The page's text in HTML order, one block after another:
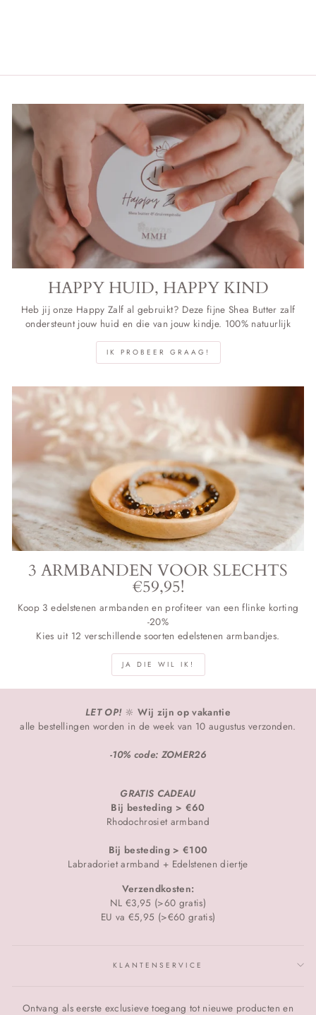
HAPPY HUID, HAPPY KIND
Heb jij onze Happy Zalf al gebruikt? Deze fijne Shea Butter zalf
ondersteunt jouw huid en die van jouw kindje. 100% natuurlijk
IK PROBEER GRAAG!
3 ARMBANDEN VOOR SLECHTS
€59,95!
Koop 3 edelstenen armbanden en profiteer van een flinke korting
-20%
Kies uit 12 verschillende soorten edelstenen armbandjes.
JA DIE WIL IK!
LET OP! 🔆Wij zijn op vakantie
alle bestellingen worden in de week van 10 augustus verzonden.
-10% code: ZOMER26
GRATIS CADEAU
Bij besteding > €60
Rhodochrosiet armband
Bij besteding > €100
Labradoriet armband + Edelstenen diertje
Verzendkosten:
NL €3,95 (>60 gratis)
EU va €5,95 (>€60 gratis)
KLANTENSERVICE
Ontvang als eerste exclusieve toegang tot nieuwe producten en